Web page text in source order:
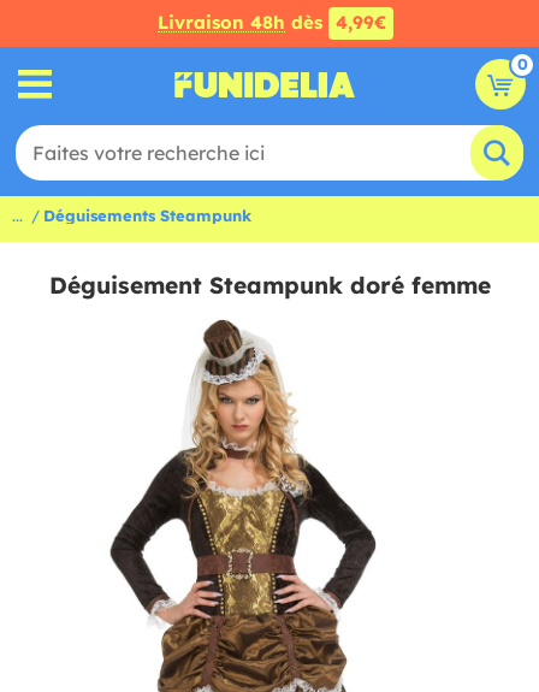
Livraison 48h dès 4,99€
0
... Déguisements Steampunk
Déguisement Steampunk doré femme